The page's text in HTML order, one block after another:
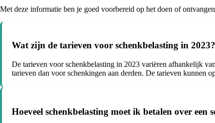
Met deze informatie ben je goed voorbereid op het doen of
Wat zijn de tarieven voor schenkbelasting in 2023?
De tarieven voor schenkbelasting in 2023 variëren afhankelijk
tarieven dan voor schenkingen aan derden. De tarieven kunnen
Hoeveel schenkbelasting moet ik betalen over een